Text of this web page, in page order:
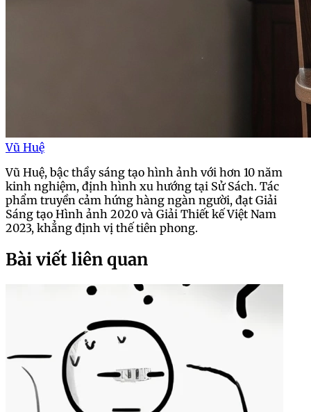
Vũ Huệ
Vũ Huệ, bậc thầy sáng tạo hình ảnh với hơn 10 năm
kinh nghiệm, định hình xu hướng tại Sử Sách. Tác
phẩm truyền cảm hứng hàng ngàn người, đạt Giải
Sáng tạo Hình ảnh 2020 và Giải Thiết kế Việt Nam
2023, khẳng định vị thế tiên phong.
Bài viết liên quan